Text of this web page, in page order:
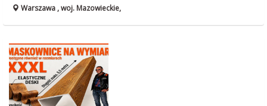
Warszawa , woj. Mazowieckie,